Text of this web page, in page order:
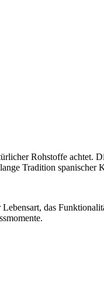
Rohstoffe achtet.
Tradition spanischer
das